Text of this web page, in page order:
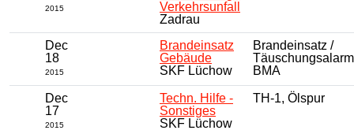
2015
Verkehrsunfall
Zadrau
Dec
18
2015
Brandeinsatz
Gebäude
SKF Lüchow
Brandeinsatz /
Täuschungsalarm
BMA
Dec
17
2015
Techn. Hilfe -
Sonstiges
SKF Lüchow
TH-1, Ölspur